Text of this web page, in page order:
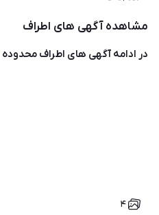
مشاهده آگهی های اطراف
در ادامه آگهی های اطراف محدوده
۴